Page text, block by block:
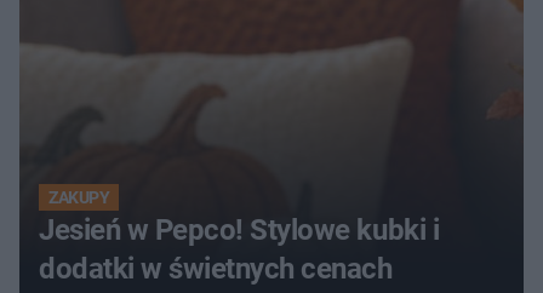
ZAKUPY
Jesień w Pepco! Stylowe kubki i
dodatki w świetnych cenach